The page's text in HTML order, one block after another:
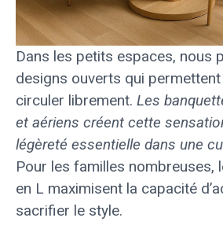
Dans les petits espaces, nous
designs ouverts qui
circuler librement. Les
et aériens créent cette
légèreté essentielle dans une
Pour les familles nombreuses,
en L maximisent la capacité
sacrifier le style.